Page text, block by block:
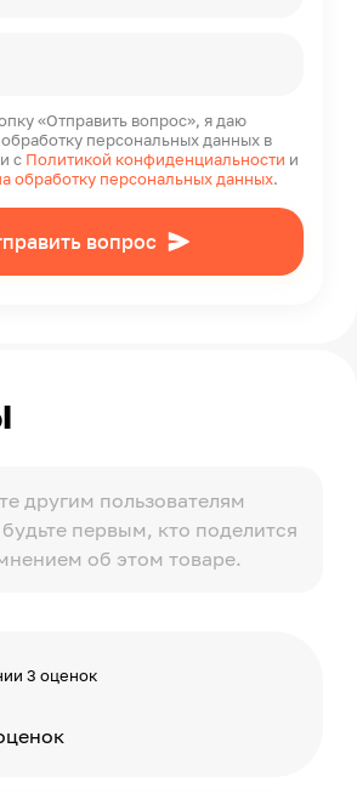
«Отправить вопрос», я даю
персональных данных в
с Политикой конфиденциальности и
обработку персональных данных.
вопрос
другим пользователям
первым, кто поделится
об этом товаре.
3 оценок